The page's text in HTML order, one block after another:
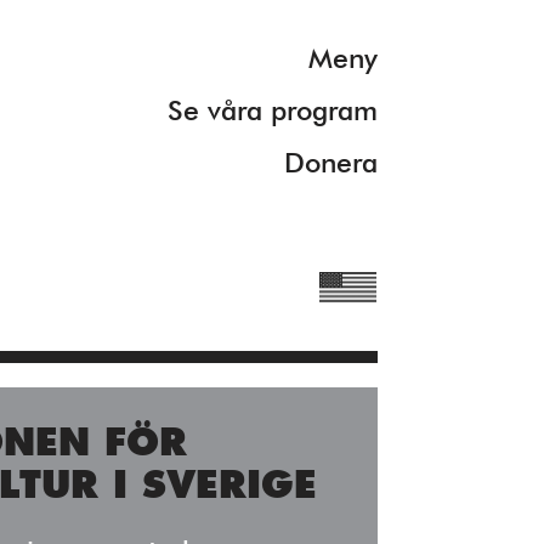
Meny
Se våra program
Donera
om våra
FÖR
I SVERIGE